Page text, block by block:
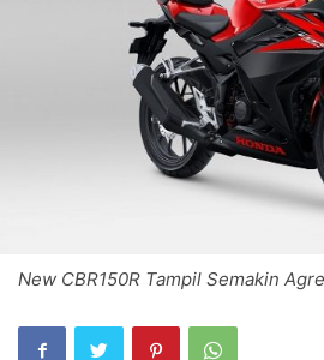
New CBR150R Tampil Semakin